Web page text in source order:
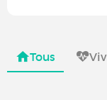
Tous